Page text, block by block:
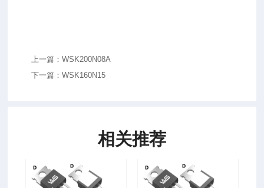
上一篇：WSK200N08A
下一篇：WSK160N15
相关推荐